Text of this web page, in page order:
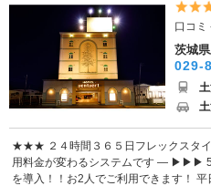
口コミ
茨城
029-
★★★ ２４時間３６５日フレックスタ
用料金が変わるシステムです ― ▶▶▶
を導入！！お2人でご利用できます！